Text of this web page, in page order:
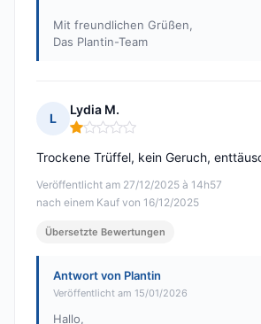
Mit freundlichen Grüßen,
Das Plantin-Team
L
Lydia M.
Hinweis: 1 von 5
Veröffentlicht am 27/12/2025 à 14h57
nach einem Kauf von 16/12/2025
Trockene Trüffel, kein Geruch,
Übersetzte Bewertungen
Antwort von Plantin
Veröffentlicht am 15/01/2026
Hallo,